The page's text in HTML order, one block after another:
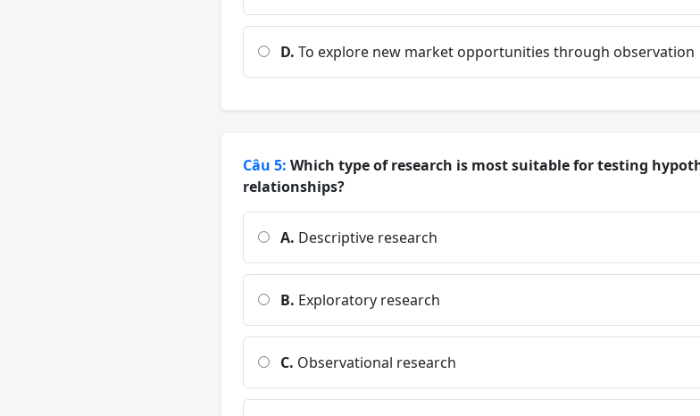
D. To explore new market opportunities through observation
Câu 5: Which type of research is most suitable for testing
relationships?
A. Descriptive research
B. Exploratory research
C. Observational research